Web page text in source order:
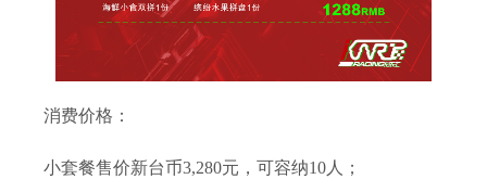
消费价格：
小套餐售价新台币3,280元，可容纳10人；